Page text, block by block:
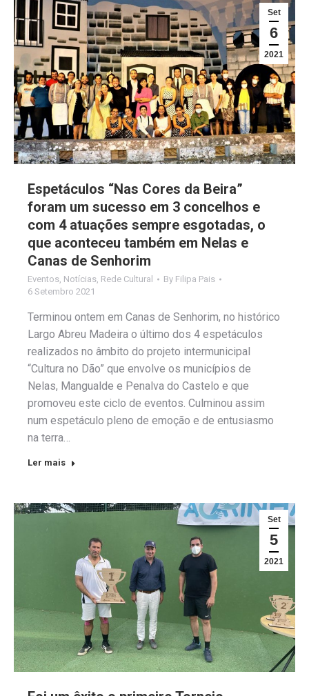
Set
6
2021
Espetáculos “Nas Cores da Beira”
foram um sucesso em 3 concelhos e
com 4 atuações sempre esgotadas, o
que aconteceu também em Nelas e
Canas de Senhorim
Eventos, Notícias, Rede Cultural By Filipa Pais
6 Setembro 2021
Terminou ontem em Canas de Senhorim, no histórico
Largo Abreu Madeira o último dos 4 espetáculos
realizados no âmbito do projeto intermunicipal
“Cultura no Dão” que envolve os municípios de
Nelas, Mangualde e Penalva do Castelo e que
promoveu este ciclo de eventos. Culminou assim
num espetáculo pleno de emoção e de entusiasmo
na terra…
Ler mais
Set
5
2021